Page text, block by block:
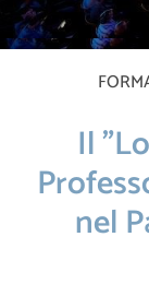
Il
nel